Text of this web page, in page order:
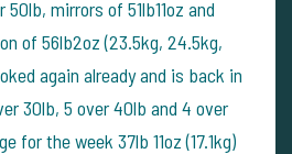
mirrors of 51lb11oz and
of 56lb2oz (23.5kg, 24.5kg,
again already and is back in
30lb, 5 over 40lb and 4 over
for the week 37lb 11oz (17.1kg)